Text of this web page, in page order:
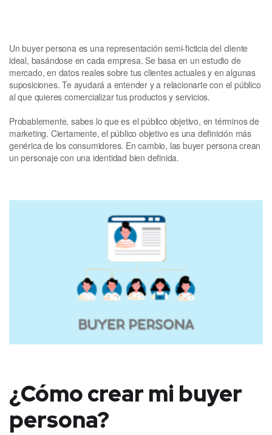
Un buyer persona es una representación semi-ficticia del cliente
ideal, basándose en cada empresa. Se basa en un estudio de
mercado, en datos reales sobre tus clientes actuales y en algunas
suposiciones. Te ayudará a entender y a relacionarte con el público
al que quieres comercializar tus productos y servicios.
Probablemente, sabes lo que es el público objetivo, en términos de
marketing. Ciertamente, el público objetivo es una definición más
genérica de los consumidores. En cambio, las buyer persona crean
un personaje con una identidad bien definida.
¿Cómo crear mi buyer
persona?